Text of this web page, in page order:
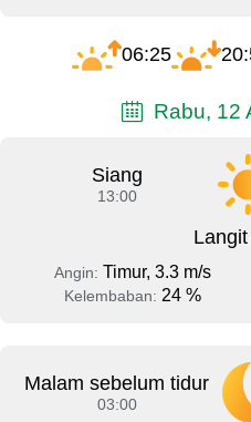
06:25
Rabu, 12
Siang
13:00
Angin: Timur, 3.3 m/s
Kelembaban: 24 %
Malam sebelum tidur
03:00